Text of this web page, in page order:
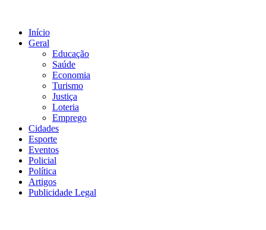
conteúdo
Início
Geral
Educação
Saúde
Economia
Turismo
Justiça
Loteria
Emprego
Cidades
Esporte
Eventos
Policial
Política
Artigos
Publicidade Legal